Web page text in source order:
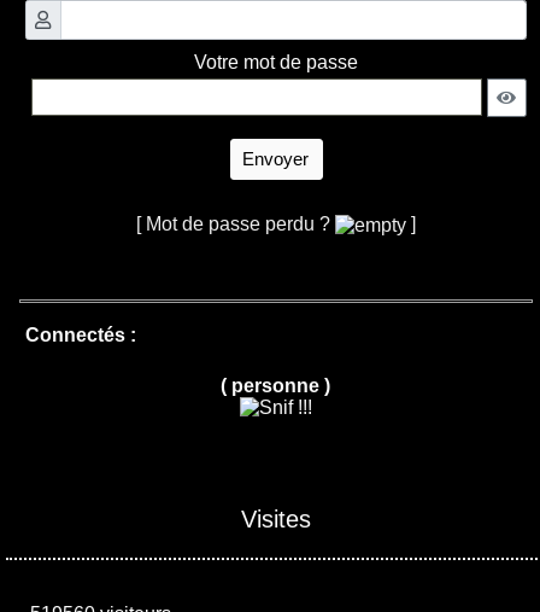
Votre mot de passe
Envoyer
[ Mot de passe perdu ? ]
Connectés :
( personne )
Visites